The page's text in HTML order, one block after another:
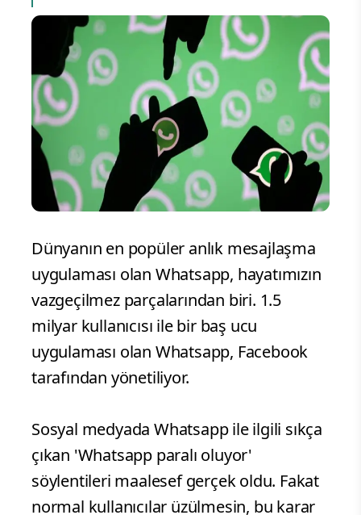
Dünyanın en popüler anlık mesajlaşma
uygulaması olan Whatsapp, hayatımızın
vazgeçilmez parçalarından biri. 1.5
milyar kullanıcısı ile bir baş ucu
uygulaması olan Whatsapp, Facebook
tarafından yönetiliyor.
Sosyal medyada Whatsapp ile ilgili sıkça
çıkan 'Whatsapp paralı oluyor'
söylentileri maalesef gerçek oldu. Fakat
normal kullanıcılar üzülmesin, bu karar